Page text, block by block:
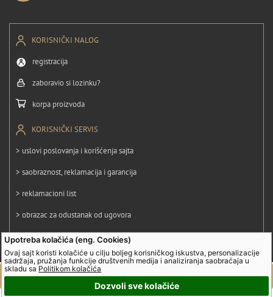
Upotreba kolačića (eng. Cookies)
Ovaj sajt koristi kolačiće u cilju boljeg korisničkog iskustva, personalizacije
sadržaja, pružanja funkcije društvenih medija i analiziranja saobraćaja u
skladu sa Politikom kolačića
Dozvoli sve kolačiće
KORISNIČKI NALOG
registracija
zaboravio si lozinku?
korpa proizvoda
KORISNIČKI SERVIS
> uslovi poslovanja i korišćenja sajta
> saobraznost, reklamacija i garancija
> reklamacioni list
> obrazac za odustanak od ugovora
> politika privatnosti
> politika kolačića